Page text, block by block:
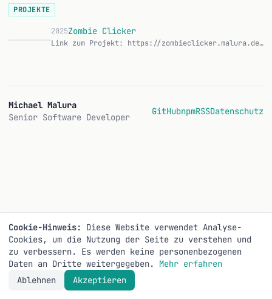
PROJEKTE
2025Zombie Clicker
Link zum Projekt: https://zombieclicker.malura.de/ Ein Clicker-Spiel im Browser, das ich gebaut habe, weil ich mal ein Idle-Game von Grund auf verstehen wollte.…
Michael Malura
Senior Software Developer
GitHubnpmRSSDatenschutz
Cookie-Hinweis:
Diese Website verwendet Analyse-
Cookies, um die Nutzung der Seite zu verstehen und
zu verbessern. Es werden keine personenbezogenen
Daten an Dritte weitergegeben. Mehr erfahren
Ablehnen
Akzeptieren